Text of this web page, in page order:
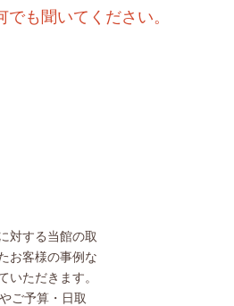
も聞いてください。
対する当館の取
お客様の事例な
いただきます。
ご予算・日取